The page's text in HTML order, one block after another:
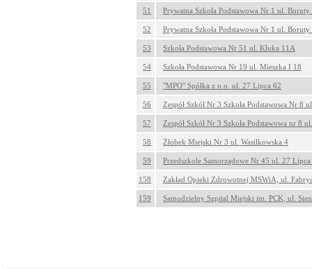
51 Prywatna Szkoła Podstawowa Nr 1 ul. Boruty
52 Prywatna Szkoła Podstawowa Nr 1 ul. Boruty
53 Szkoła Podstawowa Nr 51 ul. Kluka 11A
54 Szkoła Podstawowa Nr 19 ul. Mieszka I 18
55 "MPO" Spółka z o.o. ul. 27 Lipca 62
56 Zespół Szkół Nr 3 Szkoła Podstawowa Nr 8
57 Zespół Szkół Nr 3 Szkoła Podstawowa nr 8
58 Żłobek Miejski Nr 3 ul. Wasilkowska 4
59 Przedszkole Samorządowe Nr 45 ul. 27 Lipca
158 Zakład Opieki Zdrowotnej MSWiA, ul.
159 Samodzielny Szpital Miejski im. PCK, ul.